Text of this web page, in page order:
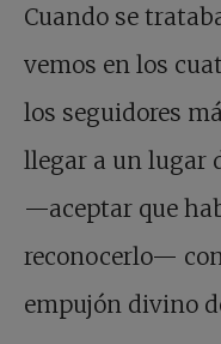
Cuando se
vemos en los
los seguidores
llegar a un lugar
—aceptar que
reconocerlo—
empujón divino